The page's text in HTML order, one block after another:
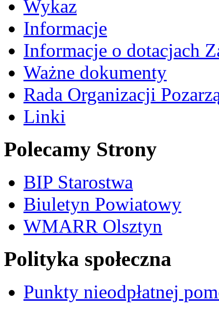
Wykaz
Informacje
Informacje o dotacjach
Ważne dokumenty
Rada Organizacji
Linki
Polecamy Strony
BIP Starostwa
Biuletyn Powiatowy
WMARR Olsztyn
Polityka społeczna
Punkty nieodpłatnej